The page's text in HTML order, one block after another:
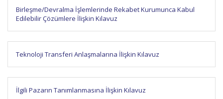
Birleşme/Devralma İşlemlerinde Rekabet Kurumunca Kabul
Edilebilir Çözümlere İlişkin Kılavuz
Teknoloji Transferi Anlaşmalarına İlişkin Kılavuz
İlgili Pazarın Tanımlanmasına İlişkin Kılavuz